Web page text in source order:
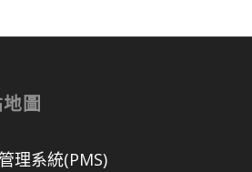
圖
理系統(PMS)